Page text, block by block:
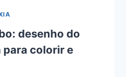
desenho do
para colorir e